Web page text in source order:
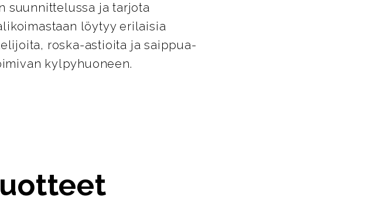
suunnittelussa ja tarjota
löytyy erilaisia
roska-astioita ja saippua-
kylpyhuoneen.